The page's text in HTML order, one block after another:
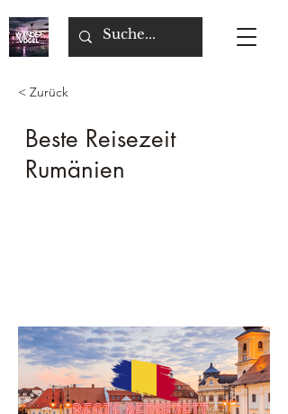
< Zurück
Beste Reisezeit
Rumänien